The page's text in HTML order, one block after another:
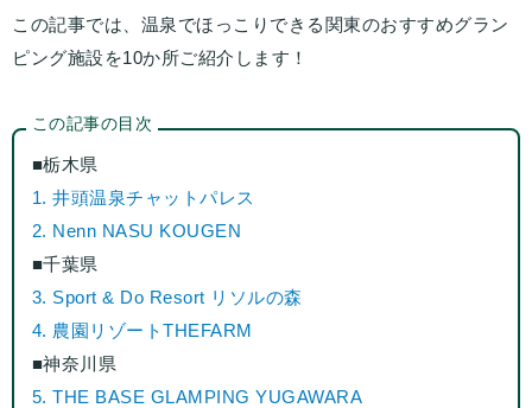
この記事では、温泉でほっこりできる関東のおすすめグラン
ピング施設を10か所ご紹介します！
この記事の目次
■栃木県
1. 井頭温泉チャットパレス
2. Nenn NASU KOUGEN
■千葉県
3. Sport & Do Resort リソルの森
4. 農園リゾートTHEFARM
■神奈川県
5. THE BASE GLAMPING YUGAWARA